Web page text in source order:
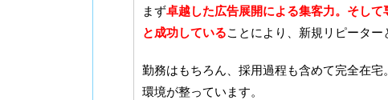
まず卓越した広告展開による集客力。そし
と成功していることにより、新規リピーター
勤務はもちろん、採用過程も含めて完全在
環境が整っています。